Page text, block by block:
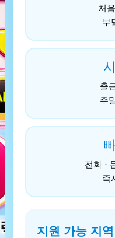
처
부
출
주
전화 ·
즉
지원 가능 지역